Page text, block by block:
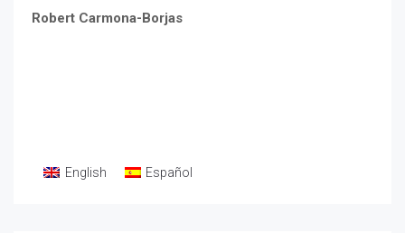
Robert Carmona-Borjas
English Español